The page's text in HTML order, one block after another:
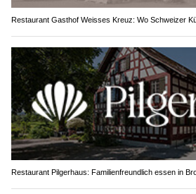
Restaurant Gasthof Weisses Kreuz: Wo Schweizer
Restaurant Pilgerhaus: Familienfreundlich essen in